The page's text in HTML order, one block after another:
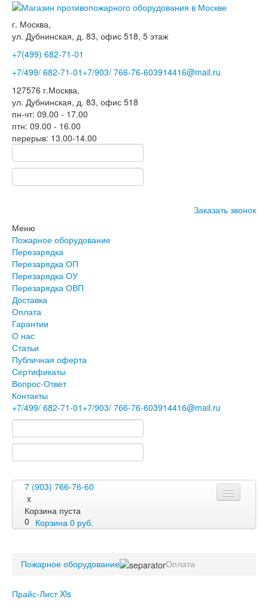
г. Москва,
ул. Дубнинская, д. 83, офис 518, 5 этаж
+7(499) 682-71-01
+7/499/ 682-71-01 +7/903/ 766-76-603914416@mail.ru
127576 г.Москва,
ул. Дубнинская, д. 83, офис 518
пн-чт: 09.00 - 17.00
птн: 09.00 - 16.00
перерыв: 13.00-14.00
Заказать звонок
Меню
Пожарное оборудование
Перезарядка
Перезарядка ОП
Перезарядка ОУ
Перезарядка ОВП
Доставка
Оплата
Гарантии
О нас
Статьи
Публичная оферта
Сертификаты
Вопрос-Ответ
Контакты
+7/499/ 682-71-01 +7/903/ 766-76-603914416@mail.ru
7 (903) 766-76-60
x
Корзина пуста
0 Корзина 0 руб.
Перезарядка
Перезарядка ОУ
Пожарное оборудование Оплата
Прайс-Лист Xls